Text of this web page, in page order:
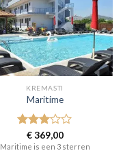
KREMASTI
Maritime
Gewaardeerd
3uit 5
€369,00
Maritime is een 3 sterren